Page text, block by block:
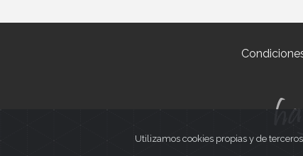
Utilizamos cookies propias y de